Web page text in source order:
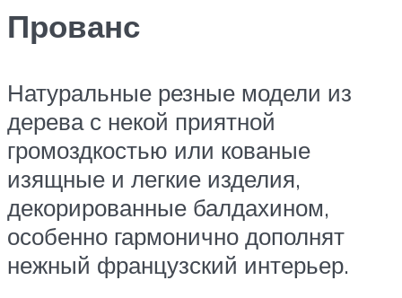
Прованс
Натуральные резные модели из
дерева с некой приятной
громоздкостью или кованые
изящные и легкие изделия,
декорированные балдахином,
особенно гармонично дополнят
нежный французский интерьер.